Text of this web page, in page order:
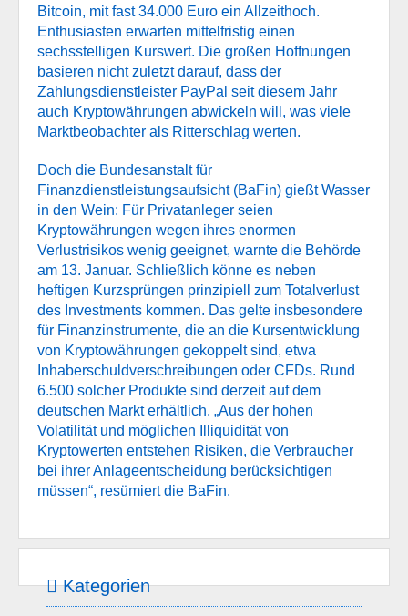
Bitcoin, mit fast 34.000 Euro ein Allzeithoch.
Enthusiasten erwarten mittelfristig einen
sechsstelligen Kurswert. Die großen Hoffnungen
basieren nicht zuletzt darauf, dass der
Zahlungsdienstleister PayPal seit diesem Jahr
auch Kryptowährungen abwickeln will, was viele
Marktbeobachter als Ritterschlag werten.
Doch die Bundesanstalt für
Finanzdienstleistungsaufsicht (BaFin) gießt Wasser
in den Wein: Für Privatanleger seien
Kryptowährungen wegen ihres enormen
Verlustrisikos wenig geeignet, warnte die Behörde
am 13. Januar. Schließlich könne es neben
heftigen Kurzsprüngen prinzipiell zum Totalverlust
des Investments kommen. Das gelte insbesondere
für Finanzinstrumente, die an die Kursentwicklung
von Kryptowährungen gekoppelt sind, etwa
Inhaberschuldverschreibungen oder CFDs. Rund
6.500 solcher Produkte sind derzeit auf dem
deutschen Markt erhältlich. „Aus der hohen
Volatilität und möglichen Illiquidität von
Kryptowerten entstehen Risiken, die Verbraucher
bei ihrer Anlageentscheidung berücksichtigen
müssen“, resümiert die BaFin.
Kategorien